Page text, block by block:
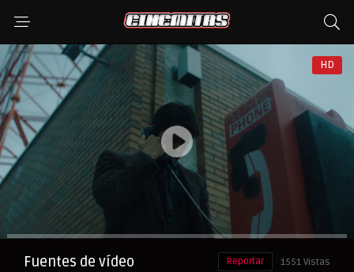
HD
Anuncio
Fuentes de vídeo 1551 Vistas
Reportar